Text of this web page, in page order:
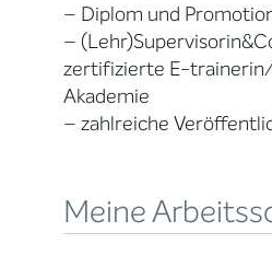
– Diplom und
–
zertifizierte E-
Akademie
– zahlreiche
Meine